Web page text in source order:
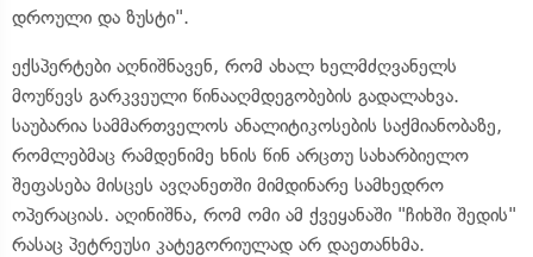
დროული და ზუსტი".
ექსპერტები აღნიშნავენ, რომ ახალ ხელმძღვანელს
მოუწევს გარკვეული წინააღმდეგობების გადალახვა.
საუბარია სამმართველოს ანალიტიკოსების საქმიანობაზე,
რომლებმაც რამდენიმე ხნის წინ არცთუ სახარბიელო
შეფასება მისცეს ავღანეთში მიმდინარე სამხედრო
ოპერაციას. აღინიშნა, რომ ომი ამ ქვეყანაში "ჩიხში შედის"
რასაც პეტრეუსი კატეგორიულად არ დაეთანხმა.